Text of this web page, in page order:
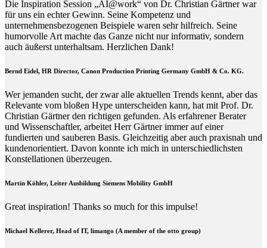
Die Inspiration Session „AI@work“ von Dr. Christian Gärtner war
für uns ein echter Gewinn. Seine Kompetenz und
unternehmensbezogenen Beispiele waren sehr hilfreich. Seine
humorvolle Art machte das Ganze nicht nur informativ, sondern
auch äußerst unterhaltsam. Herzlichen Dank!
Bernd Eidel, HR Director, Canon Production Printing Germany GmbH & Co. KG.
Wer jemanden sucht, der zwar alle aktuellen Trends kennt, aber das
Relevante vom bloßen Hype unterscheiden kann, hat mit Prof. Dr.
Christian Gärtner den richtigen gefunden. Als erfahrener Berater
und Wissenschaftler, arbeitet Herr Gärtner immer auf einer
fundierten und sauberen Basis. Gleichzeitig aber auch praxisnah und
kundenorientiert. Davon konnte ich mich in unterschiedlichsten
Konstellationen überzeugen.
Martin Köhler, Leiter Ausbildung Siemens Mobility GmbH
Great inspiration! Thanks so much for this impulse!
Michael Kellerer, Head of IT, limango (A member of the otto group)